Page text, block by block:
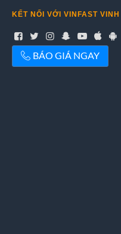
KẾT NỐI VỚI VINFAST VINH
BÁO GIÁ NGAY